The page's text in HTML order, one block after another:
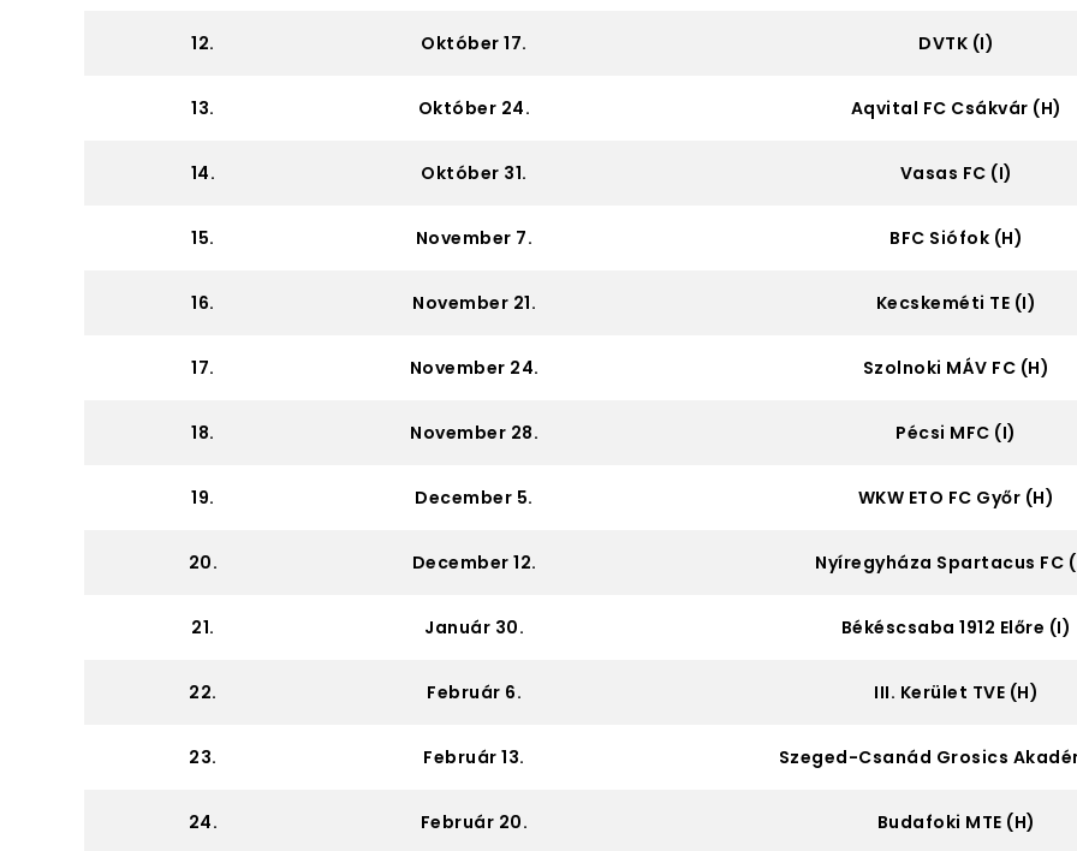
12. Október 17. DVTK (I)
13. Október 24. Aqvital FC Csákvár (H)
14. Október 31. Vasas FC (I)
15. November 7. BFC Siófok (H)
16. November 21. Kecskeméti TE (I)
17. November 24. Szolnoki MÁV FC (H)
18. November 28. Pécsi MFC (I)
19. December 5. WKW ETO FC Győr (H)
20. December 12. Nyíregyháza Spartacus FC
21. Január 30. Békéscsaba 1912 Előre (I)
22. Február 6. III. Kerület TVE (H)
23. Február 13. Szeged-Csanád Grosics
24. Február 20. Budafoki MTE (H)